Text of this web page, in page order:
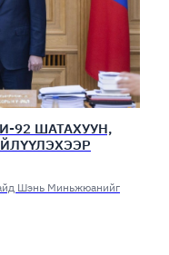
92 ШАТАХУУН,
Шэнь Миньжюанийг